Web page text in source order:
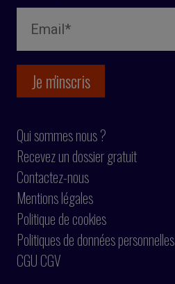
Qui sommes nous ?
Recevez un dossier gratuit
Contactez-nous
Mentions légales
Politique de cookies
Politiques de données personnelles
CGU CGV